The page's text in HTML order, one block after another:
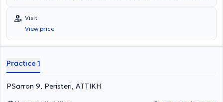
rhinitis, and olfactory and gustatory disorders. Dr. Tsavdaridou has
completed advanced training in rhinoplasty, endoscopic nasal
surgeries, nasal septum deviation correction, surgical treatment of
snoring, tonsillectomy, and adenoidectomy. The otolaryngologist
"Evangelismos," and is a member of prominent medical associations
Surgery, the European Rhinologic Society, the Panhellenic Medical
Visit
View price
Practice 1
PSarron 9, Peristeri, ΑΤΤΙΚΗ